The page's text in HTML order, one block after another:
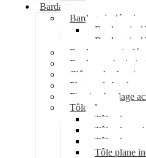
Bardage
Bardage isolé acier
Bardage
Bardage
Bardage non isolé
Bardage acier
Clôture de chantier
Plateau de bardage
Fixation bardage
Tôle plane
Tôle plane
Tôle plane
Tôle plane
Tôle plane